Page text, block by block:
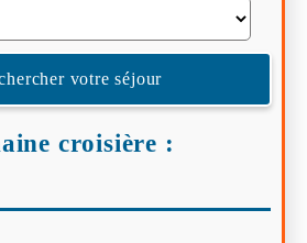
votre séjour
croisière :